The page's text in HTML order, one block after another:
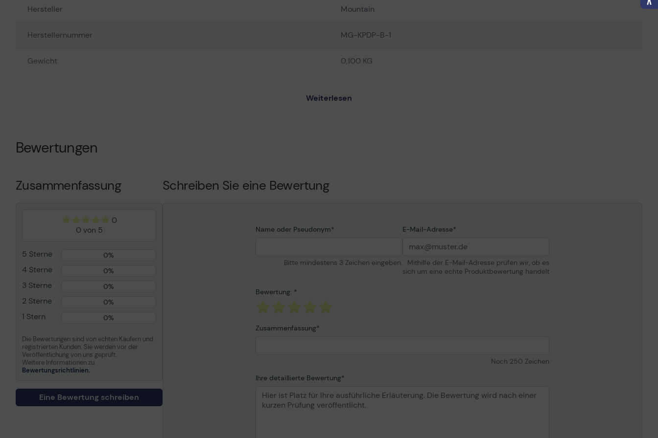
Hersteller Mountain
Herstellernummer MG-KPDP-B-1
Gewicht 0,100 KG
Weiterlesen
Bewertungen
Zusammenfassung
0
0 von 5
5 Sterne 0%
4 Sterne 0%
3 Sterne 0%
2 Sterne 0%
1 Stern 0%
Die Bewertungen sind von echten Käufern und
registrierten Kunden. Sie werden vor der
Veröffentlichung von uns geprüft.
Weitere Informationen zu
Bewertungsrichtlinien.
Eine Bewertung schreiben
Schreiben Sie eine Bewertung
Name oder Pseudonym
Bitte mindestens 3 Zeichen eingeben.
E-Mail-Adresse
Mithilfe der E-Mail-Adresse prüfen wir, ob es
sich um eine echte Produktbewertung handelt
Bewertung:
Zusammenfassung
Noch 250 Zeichen
Ihre detaillierte Bewertung